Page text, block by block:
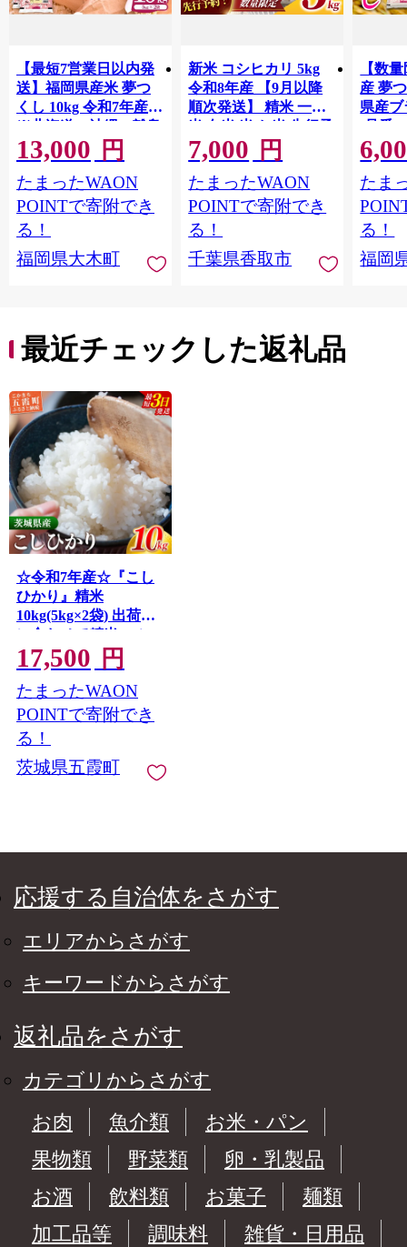
【最短7営業日以内発
送】福岡県産米 夢つ
くし 10kg 令和7年産
※北海道・沖縄・離島
は配送不可 |【精米 単
一米 単一原料米 7年産
国産 お米 ブランド米
5kg × 2 ゆめつくし】
CY009_01
13,000 円
たまったWAON
POINTで寄附でき
る！
福岡県大木町
新米 コシヒカリ 5kg
令和8年産 【9月以降
順次発送】 精米 一等
米 白米 米 お米 先行予
約 数量 限定 こしひか
り 5キロ 米5kg ごはん
こめ コメ はくまい お
米マイスター 厳選 予
約 白飯 ※ okome kome
おむすび おにぎり 国
産 飯 おこめ 取り寄せ
7,000 円
たまったWAON
POINTで寄附でき
る！
千葉県香取市
【数
産 夢
県産ブ
(品番
たま
る！
福岡
最近チェックした返礼品
☆令和7年産☆『こし
ひかり』精米
10kg(5kg×2袋) 出荷日
に合わせて精米 コシ
ヒカリ 米 お米 10kg コ
メ こめ 人気 銘柄 家計
応援 家庭用 中山産業
茨城県産 茨城県 五霞
町【価格変更AB】
17,500 円
たまったWAON
POINTで寄附でき
る！
茨城県五霞町
応援する自治体をさがす
エリアからさがす
キーワードからさがす
返礼品をさがす
カテゴリからさがす
お肉
魚介類
お米・パン
果物類
野菜類
卵・乳製品
お酒
飲料類 お菓子
麺類
加工品等
調味料
雑貨・日用品